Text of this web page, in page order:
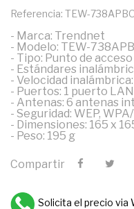
Referencia: TEW-
- Marca: Trendnet
- Modelo: TEW-
- Tipo: Punto de
- Estándares
- Velocidad
- Puertos: 1 puerto
- Antenas: 6 antenas
- Seguridad: WEP,
- Dimensiones: 165 x
- Peso: 195 g
Compartir
Solicita el precio via